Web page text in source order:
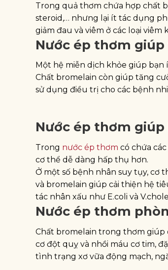
Trong quả thơm chứa hợp chất
steroid,… nhưng lại ít tác dụng
giảm đau và viêm ở các loại viêm
Nước ép thơm
Một hệ miễn dịch khỏe giúp
Chất bromelain còn giúp tăng
sử dụng điều trị cho các bệnh
Nước ép thơm
Trong nước ép thơm có chứa
cơ thể dễ dàng hấp thụ hơn.
Ở một số bệnh nhân suy tụy, cơ
và bromelain giúp cải thiện hệ
tác nhân xấu như E.coli và
Nước ép thơm
Chất bromelain trong thơm giúp
cơ đột quỵ và nhồi máu cơ tim,
tình trạng xơ vữa động mạch,